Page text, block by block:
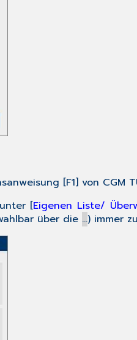
[F1] von CGM
[Eigenen Liste/
über die …) immer